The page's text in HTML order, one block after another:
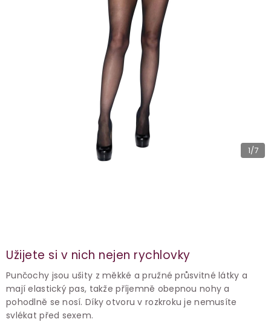
1/7
Užijete si v nich nejen rychlovky
Punčochy jsou ušity z měkké a pružné průsvitné látky a
mají elastický pas, takže příjemně obepnou nohy a
pohodlně se nosí. Díky otvoru v rozkroku je nemusíte
svlékat před sexem.